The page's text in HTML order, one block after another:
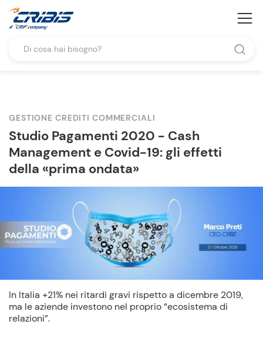
GESTIONE CREDITI COMMERCIALI
Studio Pagamenti 2020 - Cash
Management e Covid-19: gli effetti
della «prima ondata»
In Italia +21% nei ritardi gravi rispetto a dicembre 2019,
ma le aziende investono nel proprio “ecosistema di
relazioni”.